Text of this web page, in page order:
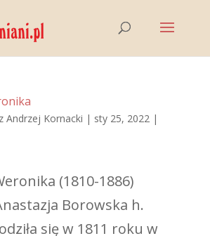
Andrzej Kornacki | sty 25, 2022|
(1810-1886)
Borowska h.
się w 1811 roku w